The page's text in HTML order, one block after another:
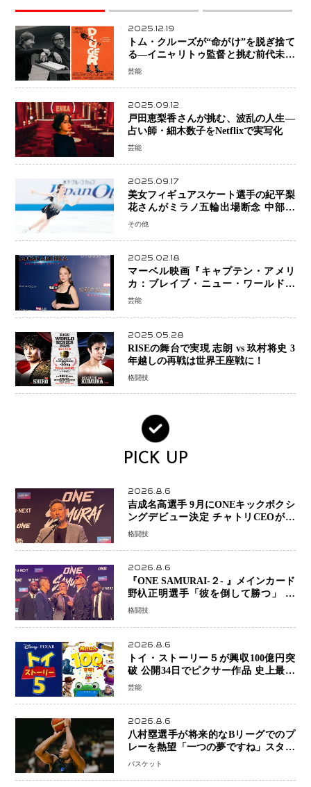
2025.12.19
トム・クルーズが“命がけ”を脱ぎ捨て
る―イニャリトゥ監督と挑む前代未聞
の大惨事コメディ「DIGGER ディガ
芸能
2025.09.12
戸田恵梨香さんが挑む、波乱の人生―
占い師・細木数子をNetflixで実写化
芸能
2025.09.17
美女フィギュアスケート選手の紀平梨
花さんがミラノ五輪出場断念 中部選
手権欠場を発表「安全最優先の判断」
その他
2025.02.18
マーベル映画『キャプテン・アメリ
カ：ブレイブ・ニュー・ワールド』
新ブラック・ウィドウ役のシラ・ハー
芸能
2025.05.28
RISEの舞台で実現 志朗 vs 玖村将史 3
年越しの再戦は世界王座戦に！
格闘技
PICK UP
2026.8.6
吉成名高選手 9月にONEキックボクシ
ングデビュー決定 チャトリCEOがサ
プライズ発表 2カ月連続参戦へ
格闘技
2026.8.6
『ONE SAMURAI-２- 』メインカード
野杁正明選手「彼を倒して勝つ」 リ
ウ・メンヤンとの因縁に決着へ 再起
初戦
格闘技
2026.8.6
トイ・ストーリー５が興収100億円突
破 公開34日でピクサー作品 史上最速
日本歴代シリーズ最高更新も目前
芸能
2026.8.6
八村塁選手が将来的なBリーグでのプ
レーを熱望「一つの夢ですね」スター
帰還がリーグ価値を押し上げる可能性
バスケット